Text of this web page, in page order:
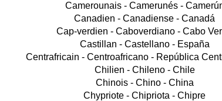
Camerounais - Camerunés -
Canadien - Canadiense - Canadá
Cap-verdien - Caboverdiano - Cabo
Castillan - Castellano - España
Centrafricain - Centroafricano - República
Chilien - Chileno - Chile
Chinois - Chino - China
Chypriote - Chipriota - Chipre